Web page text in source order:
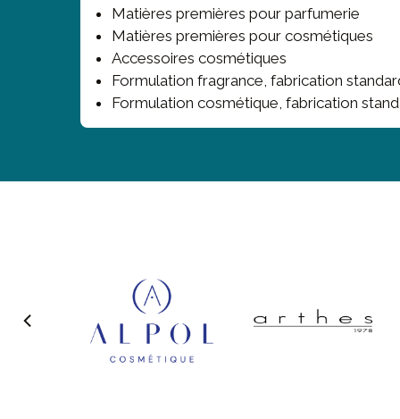
Matières premières pour parfumerie
Matières premières pour cosmétiques
Accessoires cosmétiques
Formulation fragrance, fabrication
Formulation cosmétique, fabrication